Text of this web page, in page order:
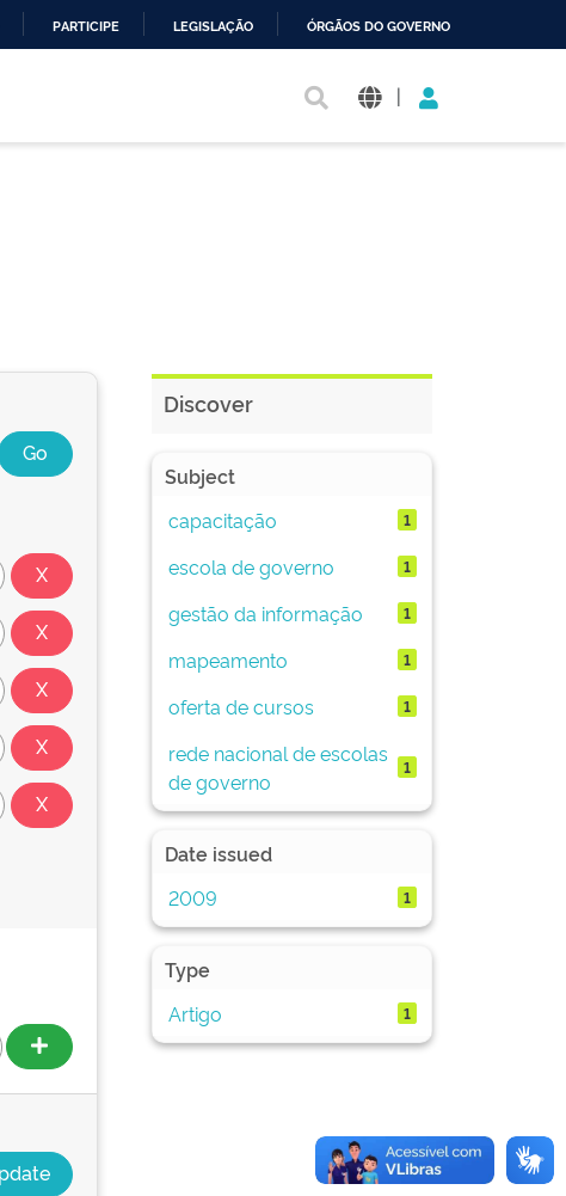
PARTICIPE LEGISLAÇÃO ÓRGÃOS DO GOVERNO
|
Discover
Subject
capacitação
1
escola de governo 1
gestão da informação 1
mapeamento 1
oferta de cursos 1
rede nacional de escolas
de governo
1
Date issued
2009
1
Type
Artigo
1